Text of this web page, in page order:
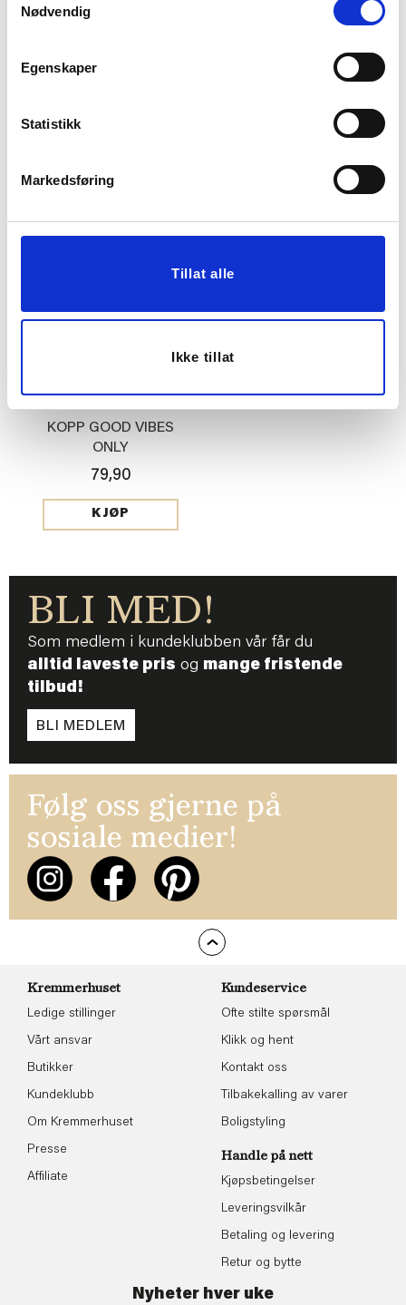
Nødvendig
Egenskaper
Statistikk
Markedsføring
Tillat alle
Ikke tillat
DAG 40 CL BLÅ
KOPP GOOD VIBES
ONLY
79,90
KJØP
BLI MED!
Som medlem i kundeklubben vår får du
alltid laveste pris og mange fristende
tilbud!
BLI MEDLEM
Følg oss gjerne på
sosiale medier!
Kremmerhuset
Ledige stillinger
Vårt ansvar
Butikker
Kundeklubb
Om Kremmerhuset
Presse
Affiliate
Kundeservice
Ofte stilte spørsmål
Klikk og hent
Kontakt oss
Tilbakekalling av varer
Boligstyling
Handle på nett
Kjøpsbetingelser
Leveringsvilkår
Betaling og levering
Retur og bytte
Nyheter hver uke